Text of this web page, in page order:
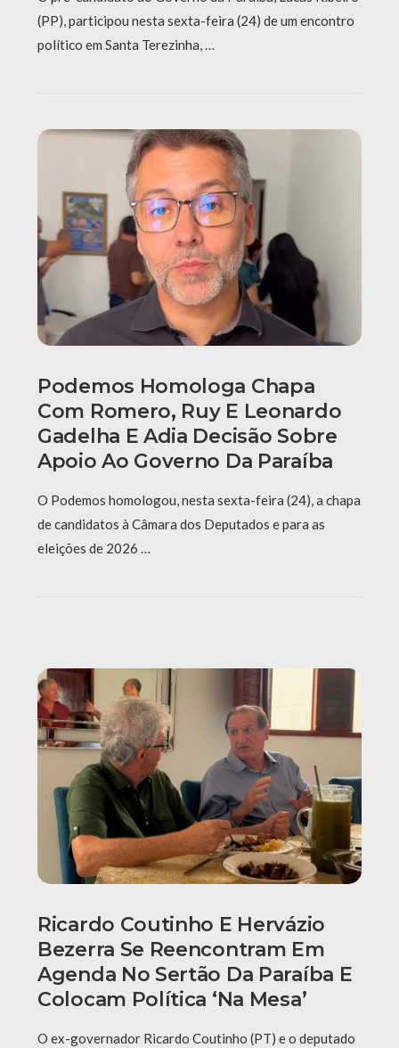
(PP), participou nesta sexta-feira (24) de um encontro
político em Santa Terezinha, …
Podemos Homologa Chapa
Com Romero, Ruy E Leonardo
Gadelha E Adia Decisão Sobre
Apoio Ao Governo Da Paraíba
O Podemos homologou, nesta sexta-feira (24), a chapa
de candidatos à Câmara dos Deputados e para as
eleições de 2026 …
Ricardo Coutinho E Hervázio
Bezerra Se Reencontram Em
Agenda No Sertão Da Paraíba E
Colocam Política ‘na Mesa’
O ex-governador Ricardo Coutinho (PT) e o deputado